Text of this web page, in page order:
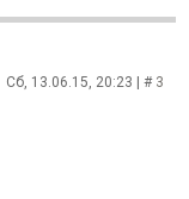
Сб, 13.06.15, 20:23 | # 3